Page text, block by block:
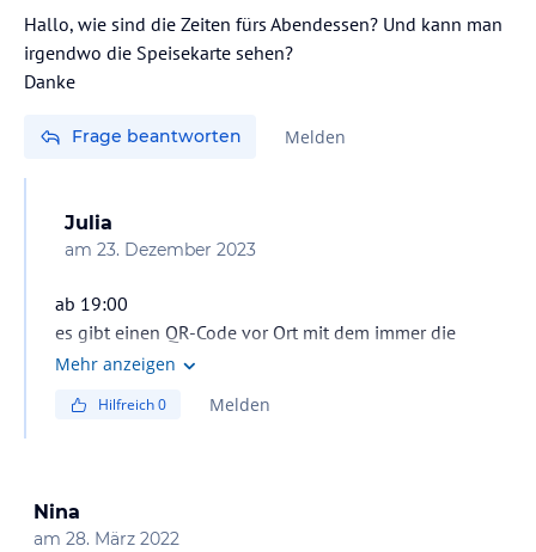
Hallo, wie sind die Zeiten fürs Abendessen? Und kann man
irgendwo die Speisekarte sehen?
Danke
Frage beantworten Melden
Julia
am 23. Dezember 2023
ab 19:00
es gibt einen QR-Code vor Ort mit dem immer die
aktuelle Speisekarte für die Woche aufrufen kann
Mehr anzeigen
Hilfreich0 Melden
Nina
am 28. März 2022